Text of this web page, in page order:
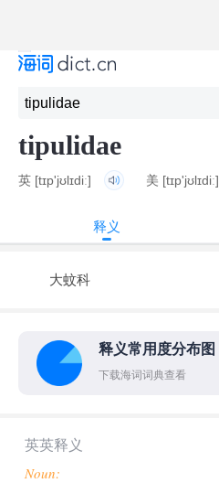
tipulidae
英 [tɪp'jʊlɪdiː] 美 [tɪp'jʊlɪdiː]
释义
大蚊科
释义常用度分布图
下载海词词典查看
英英释义
Noun: